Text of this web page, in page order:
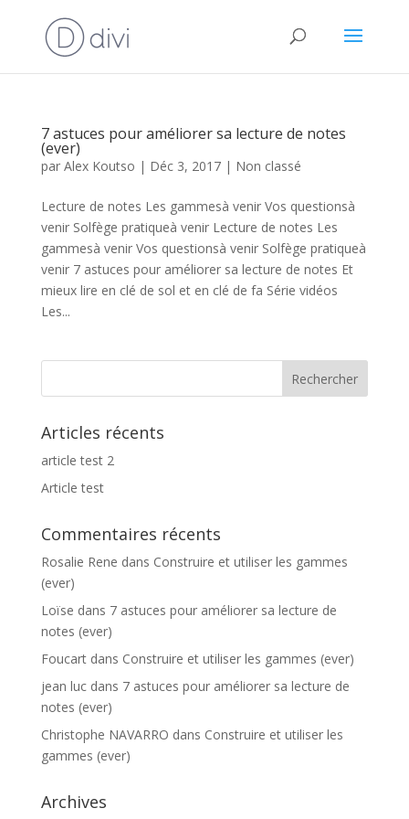
7 astuces pour améliorer sa lecture de notes
(ever)
par Alex Koutso | Déc 3, 2017| Non classé
Lecture de notes Les gammesà venir Vos questionsà
venir Solfège pratiqueà venir Lecture de notes Les
gammesà venir Vos questionsà venir Solfège pratiqueà
venir 7 astuces pour améliorer sa lecture de notes Et
mieux lire en clé de sol et en clé de fa Série vidéos
Les...
Articles récents
article test 2
Article test
Commentaires récents
Rosalie Rene dans Construire et utiliser les gammes
(ever)
Loïse dans 7 astuces pour améliorer sa lecture de
notes (ever)
Foucartdans Construire et utiliser les gammes (ever)
jean lucdans 7 astuces pour améliorer sa lecture de
notes (ever)
Christophe NAVARRO dans Construire et utiliser les
gammes (ever)
Archives